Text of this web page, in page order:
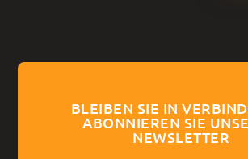
BLEIBEN SIE IN
ABONNIEREN SIE
NEWSLETTER